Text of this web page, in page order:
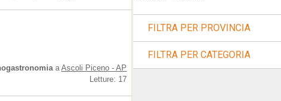
aAscoli Piceno - AP
Letture: 17
FILTRA PER PROVINCIA
FILTRA PER CATEGORIA